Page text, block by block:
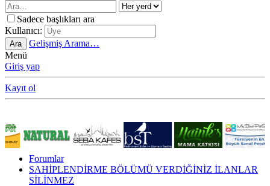
Sadece başlıkları ara
Kullanıcı:
Ara
Gelişmiş Arama…
Menü
Giriş yap
Kayıt ol
Forumlar
SAHİPLENDİRME BÖLÜMÜ VERDİĞİNİZ İLANLAR
SİLİNMEZ